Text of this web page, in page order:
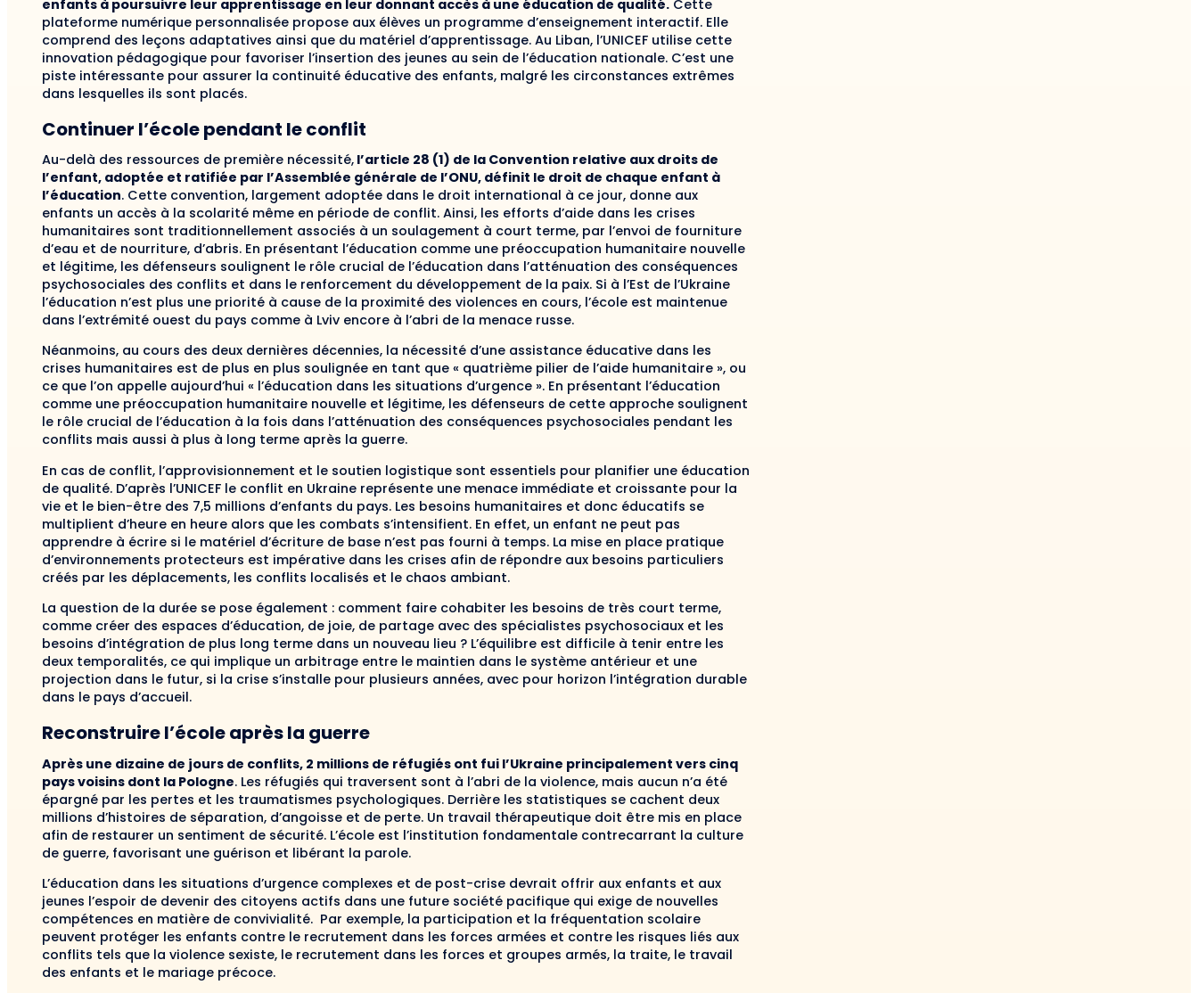
enfants à poursuivre leur apprentissage en leur donnant accès à une éducation de qualité. Cette
plateforme numérique personnalisée propose aux élèves un programme d’enseignement interactif. Elle
comprend des leçons adaptatives ainsi que du matériel d’apprentissage. Au Liban, l’UNICEF utilise cette
innovation pédagogique pour favoriser l’insertion des jeunes au sein de l’éducation nationale. C’est une
piste intéressante pour assurer la continuité éducative des enfants, malgré les circonstances extrêmes
dans lesquelles ils sont placés.
Continuer l’école pendant le conflit
Au-delà des ressources de première nécessité, l’article 28 (1) de la Convention relative aux droits de
l’enfant, adoptée et ratifiée par l’Assemblée générale de l’ONU, définit le droit de chaque enfant à
l’éducation. Cette convention, largement adoptée dans le droit international à ce jour, donne aux
enfants un accès à la scolarité même en période de conflit. Ainsi, les efforts d’aide dans les crises
humanitaires sont traditionnellement associés à un soulagement à court terme, par l’envoi de fourniture
d’eau et de nourriture, d’abris. En présentant l’éducation comme une préoccupation humanitaire nouvelle
et légitime, les défenseurs soulignent le rôle crucial de l’éducation dans l’atténuation des conséquences
psychosociales des conflits et dans le renforcement du développement de la paix. Si à l’Est de l’Ukraine
l’éducation n’est plus une priorité à cause de la proximité des violences en cours, l’école est maintenue
dans l’extrémité ouest du pays comme à Lviv encore à l’abri de la menace russe.
Néanmoins, au cours des deux dernières décennies, la nécessité d’une assistance éducative dans les
crises humanitaires est de plus en plus soulignée en tant que « quatrième pilier de l’aide humanitaire », ou
ce que l’on appelle aujourd’hui « l’éducation dans les situations d’urgence ». En présentant l’éducation
comme une préoccupation humanitaire nouvelle et légitime, les défenseurs de cette approche soulignent
le rôle crucial de l’éducation à la fois dans l’atténuation des conséquences psychosociales pendant les
conflits mais aussi à plus à long terme après la guerre.
En cas de conflit, l’approvisionnement et le soutien logistique sont essentiels pour planifier une éducation
de qualité. D’après l’UNICEF le conflit en Ukraine représente une menace immédiate et croissante pour la
vie et le bien-être des 7,5 millions d’enfants du pays. Les besoins humanitaires et donc éducatifs se
multiplient d’heure en heure alors que les combats s’intensifient. En effet, un enfant ne peut pas
apprendre à écrire si le matériel d’écriture de base n’est pas fourni à temps. La mise en place pratique
d’environnements protecteurs est impérative dans les crises afin de répondre aux besoins particuliers
créés par les déplacements, les conflits localisés et le chaos ambiant.
La question de la durée se pose également : comment faire cohabiter les besoins de très court terme,
comme créer des espaces d’éducation, de joie, de partage avec des spécialistes psychosociaux et les
besoins d’intégration de plus long terme dans un nouveau lieu ? L’équilibre est difficile à tenir entre les
deux temporalités, ce qui implique un arbitrage entre le maintien dans le système antérieur et une
projection dans le futur, si la crise s’installe pour plusieurs années, avec pour horizon l’intégration durable
dans le pays d’accueil.
Reconstruire l’école après la guerre
Après une dizaine de jours de conflits, 2 millions de réfugiés ont fui l’Ukraine principalement vers cinq
pays voisins dont la Pologne. Les réfugiés qui traversent sont à l’abri de la violence, mais aucun n’a été
épargné par les pertes et les traumatismes psychologiques. Derrière les statistiques se cachent deux
millions d’histoires de séparation, d’angoisse et de perte. Un travail thérapeutique doit être mis en place
afin de restaurer un sentiment de sécurité. L’école est l’institution fondamentale contrecarrant la culture
de guerre, favorisant une guérison et libérant la parole.
L’éducation dans les situations d’urgence complexes et de post-crise devrait offrir aux enfants et aux
jeunes l’espoir de devenir des citoyens actifs dans une future société pacifique qui exige de nouvelles
compétences en matière de convivialité. Par exemple, la participation et la fréquentation scolaire
peuvent protéger les enfants contre le recrutement dans les forces armées et contre les risques liés aux
conflits tels que la violence sexiste, le recrutement dans les forces et groupes armés, la traite, le travail
des enfants et le mariage précoce.